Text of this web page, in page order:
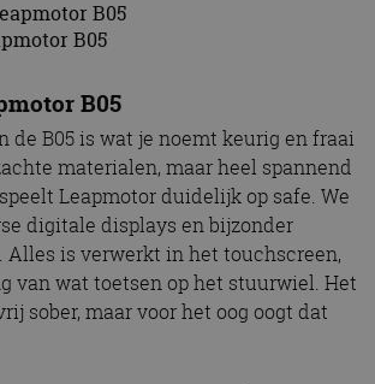
B05
B05
de B05 is wat je noemt keurig en fraai
materialen, maar heel spannend
Leapmotor duidelijk op safe. We
digitale displays en bijzonder
Alles is verwerkt in het touchscreen,
van wat toetsen op het stuurwiel. Het
sober, maar voor het oog oogt dat